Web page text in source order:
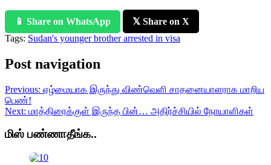
📱 Share on WhatsApp
𝕏 Share on X
Tags: Sudan's younger brother arrested in visa
Post navigation
Previous: ஏழ்மையாக இருந்து விண்வெளி சாதனையாளராக மாறிய
பெண்!
Next: மாத்திரைக்குள் இருந்த பின்… அதிர்ச்சியில் நோயாளிகள்
மிஸ் பண்ணாதீங்க..